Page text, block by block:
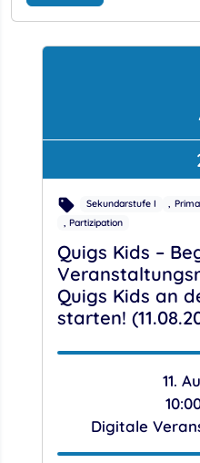
Quigs Kids –
Quigs Kids an
starten!
Sekundarstufe I
Partizipation
11.
Digitale